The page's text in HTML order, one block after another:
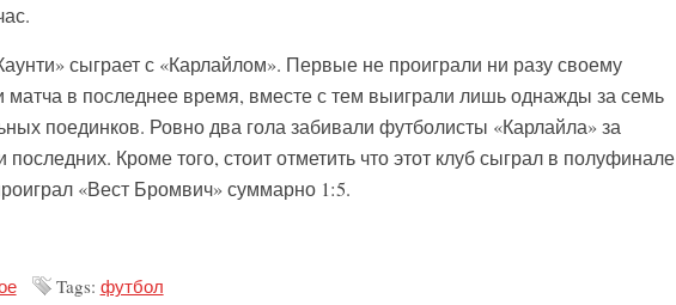
сыграет с «Карлайлом». Первые не проиграли ни разу своему
матча в последнее время, вместе с тем выиграли лишь однажды за семь
поединков. Ровно два гола забивали футболисты «Карлайла» за
последних. Кроме того, стоит отметить что этот клуб сыграл в полуфинале
«Вест Бромвич» суммарно 1:5.
Tags: футбол